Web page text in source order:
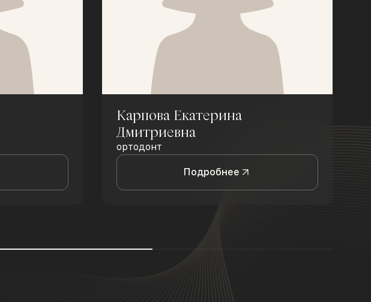
Карпова Екатерина
Дмитриевна
ортодонт
Подробнее